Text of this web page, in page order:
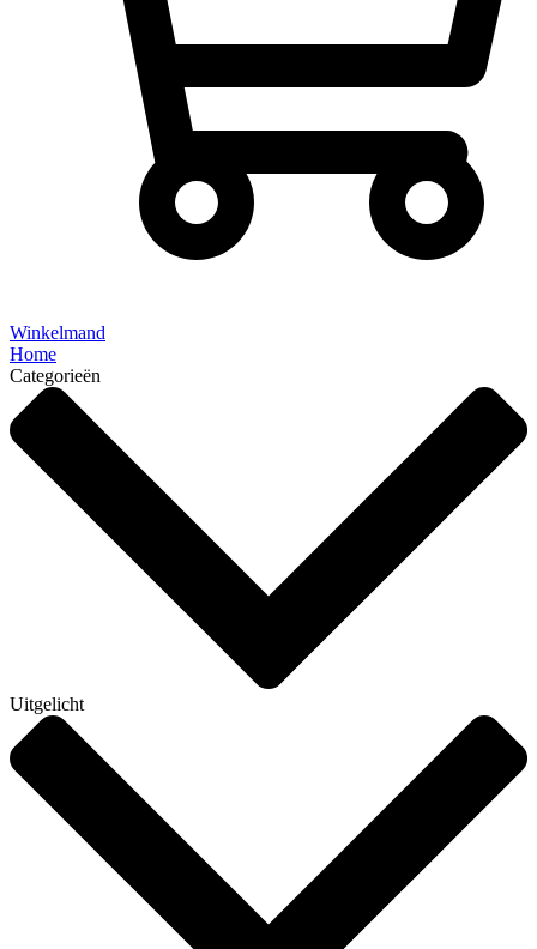
Winkelmand
Home
Categorieën
Uitgelicht